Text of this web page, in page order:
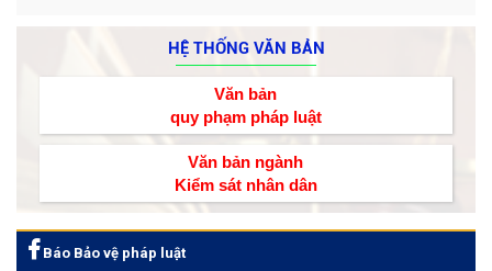
HỆ THỐNG VĂN BẢN
Văn bản
quy phạm pháp luật
Văn bản ngành
Kiểm sát nhân dân
Báo Bảo vệ pháp luật